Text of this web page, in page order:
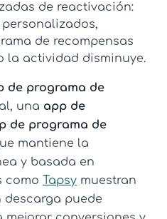
de reactivación:
de recompensas
la actividad disminuye.
de programa de
una app de
de programa de
mantiene la
y basada en
como Tapsy muestran
puede